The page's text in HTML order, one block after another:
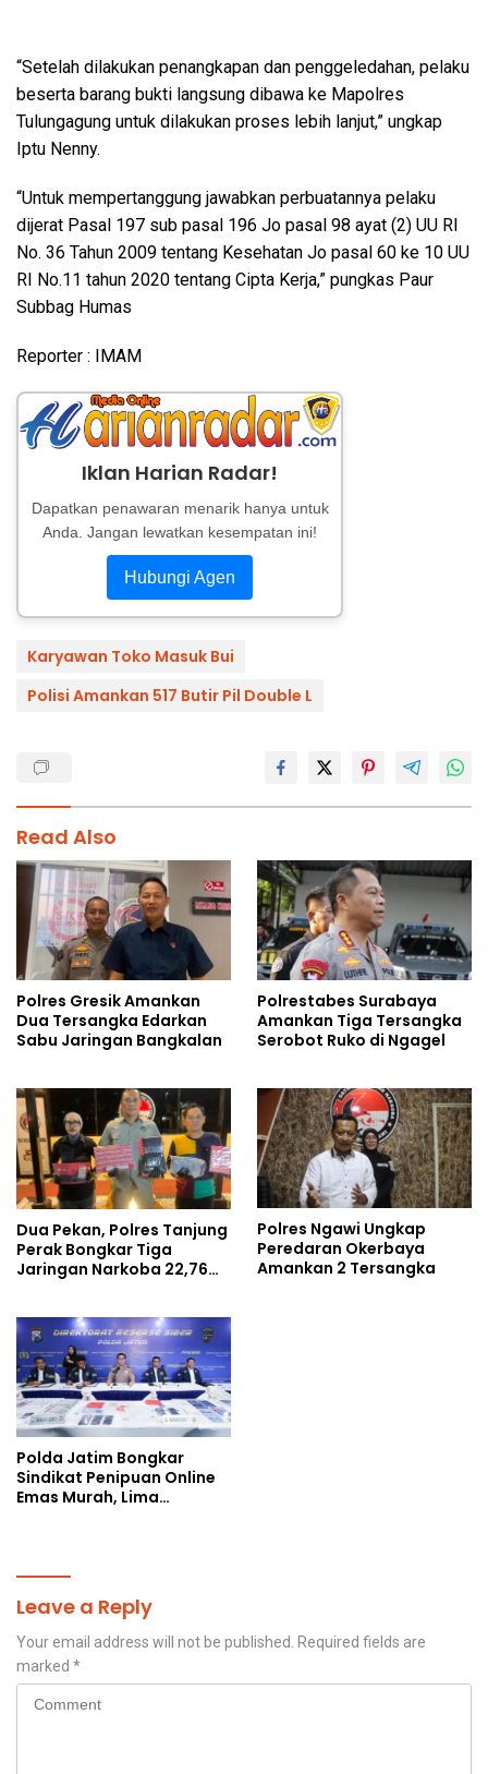
“Setelah dilakukan penangkapan dan penggeledahan, pelaku
beserta barang bukti langsung dibawa ke Mapolres
Tulungagung untuk dilakukan proses lebih lanjut,” ungkap
Iptu Nenny.
“Untuk mempertanggung jawabkan perbuatannya pelaku
dijerat Pasal 197 sub pasal 196 Jo pasal 98 ayat (2) UU RI
No. 36 Tahun 2009 tentang Kesehatan Jo pasal 60 ke 10 UU
RI No.11 tahun 2020 tentang Cipta Kerja,” pungkas Paur
Subbag Humas
Reporter : IMAM
Iklan Harian Radar!
Dapatkan penawaran menarik hanya untuk
Anda. Jangan lewatkan kesempatan ini!
Hubungi Agen
Karyawan Toko Masuk Bui
Polisi Amankan 517 Butir Pil Double L
Read Also
Polres Gresik Amankan
Dua Tersangka Edarkan
Sabu Jaringan Bangkalan
Polrestabes Surabaya
Amankan Tiga Tersangka
Serobot Ruko di Ngagel
Dua Pekan, Polres Tanjung
Perak Bongkar Tiga
Jaringan Narkoba 22,76
Polres Ngawi Ungkap
Peredaran Okerbaya
Amankan 2 Tersangka
Polda Jatim Bongkar
Sindikat Penipuan Online
Emas Murah, Lima
Leave a Reply
Your email address will not be published. Required fields are
marked *